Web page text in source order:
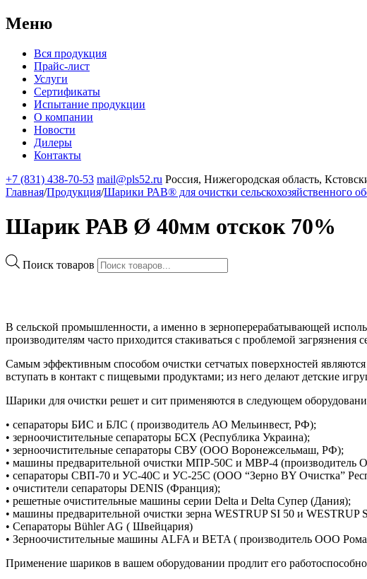
Меню
Вся продукция
Прайс-лист
Услуги
Сертификаты
Испытание продукции
О компании
Новости
Дилеры
Контакты
+7 (831) 438-70-53 mail@pls52.ru Россия, Нижегородская область,
Главная/Продукция/Шарики РАВ® для очистки сельскохозяйственного
Шарик РАВ Ø 40мм отскок 70%
Поиск товаров
В сельской промышленности, а именно в зерноперерабатывающей
производителям часто приходится стакиваться с проблемой загрязнения
Самым эффективным способом очистки сетчатых поверхностей
вступать в контакт с пищевыми продуктами; из него делают детские
Шарики для очистки решет и сит применяются в следующем
• сепараторы БИС и БЛС ( производитель АО Мельинвест, РФ);
• зерноочистительные сепараторы БСХ (Республика Украина);
• зерноочистительные сепараторы СВУ (ООО Воронежсельмаш, РФ);
• машины предварительной очистки МПР-50С и МВР-4 (производитель
• сепараторы CВП-70 и УС-40С и УС-25С (ООО “Зерно BY Очистка”
• очистители сепараторы DENIS (Франция);
• решетные очистительные машины серии Delta и Delta Супер (Дания);
• машины предварительной очистки зерна WESTRUP SI 50 и WESTRUP
• Сепараторы Bühler AG ( Швейцария)
• Зерноочистительные машины ALFA и BETA ( производитель ООО
Применение шариков в вашем оборудовании продлит его